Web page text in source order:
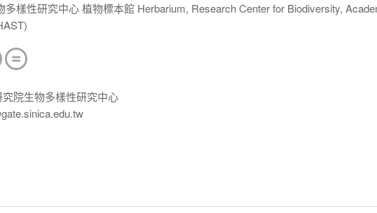
多樣性研究中心 植物標本館 Herbarium, Research Center for Biodiversity,
院生物多樣性研究中心